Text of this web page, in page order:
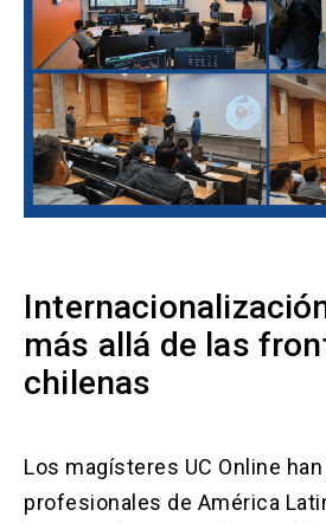
más allá de las
chilenas
Los magísteres UC Online
profesionales de América